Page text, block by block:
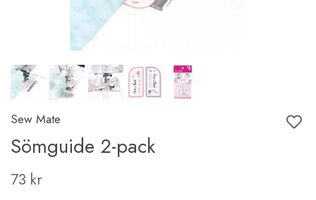
Sew Mate
Sömguide 2-pack
73 kr